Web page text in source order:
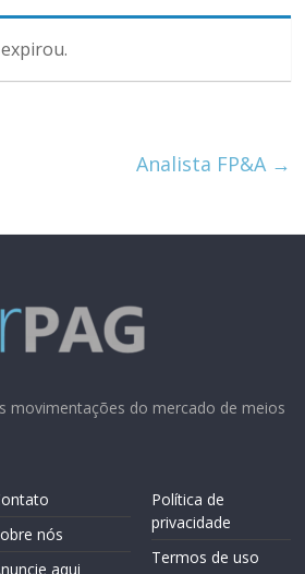
Analista FP&A →
movimentações do mercado de meios
nós
aqui
Política de
privacidade
Termos de uso